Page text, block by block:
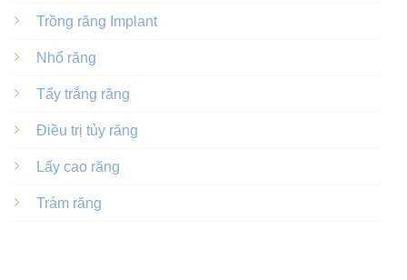
Trồng răng Implant
Nhổ răng
Tẩy trắng răng
Điều trị tủy răng
Lấy cao răng
Trám răng